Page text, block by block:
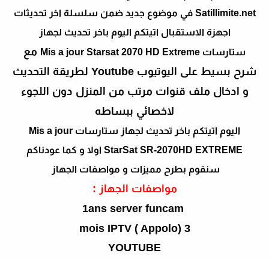
Satillimite.net في موضوع جديد ضمن سلسلة اخر تحديثات
اجهزة الاستقبال اتيتكم اليوم باخر تحديث لجهاز
ستارسات
Mis a jour Starsat 2070 HD Extreme
مع
شرح بسيط على اليوتيوب Youtube لطريقة التحديث
و ادخال ملف قنوات مرتب من المنزل دون اللجوء
لاخصائي ببساطه
اليوم اتيتكم باخر تحديث لجهاز ستارسات Mis a jour
StarSat SR-2070HD EXTREME اولا و كما عودناكم
سنقوم بطرح مميزات و مواصفات الجهاز
مواصفات الجهاز :
3 mois IPTV ( Appolo)
YOUTUBE